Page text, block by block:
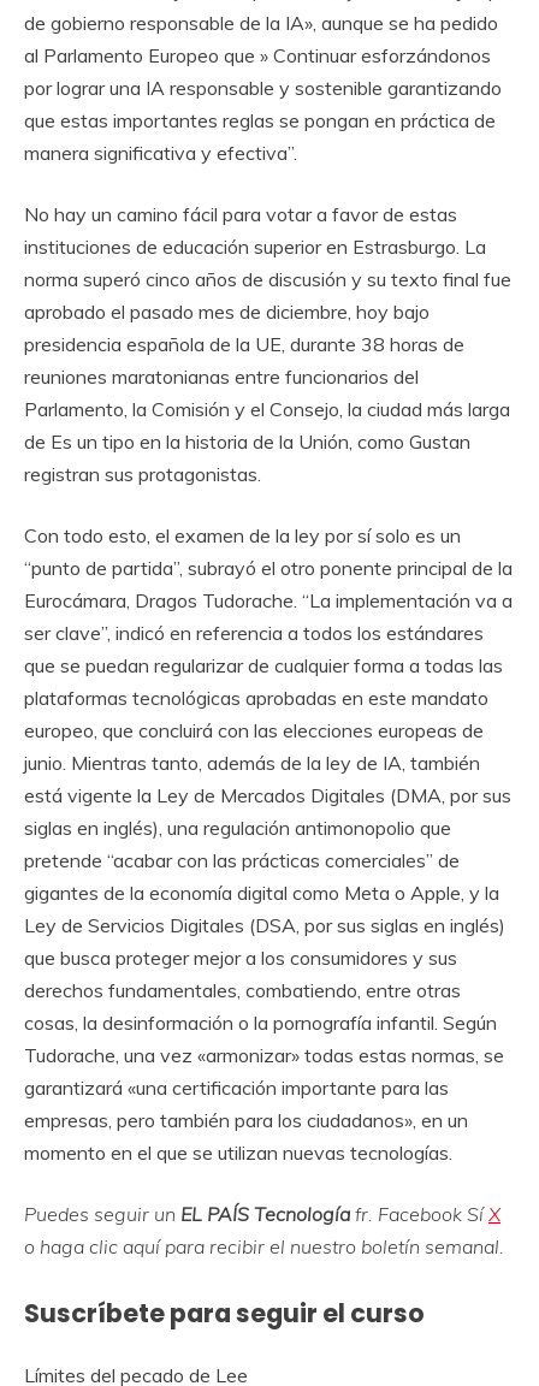
de gobierno responsable de la IA», aunque se ha pedido
al Parlamento Europeo que » Continuar esforzándonos
por lograr una IA responsable y sostenible garantizando
que estas importantes reglas se pongan en práctica de
manera significativa y efectiva”.
No hay un camino fácil para votar a favor de estas
instituciones de educación superior en Estrasburgo. La
norma superó cinco años de discusión y su texto final fue
aprobado el pasado mes de diciembre, hoy bajo
presidencia española de la UE, durante 38 horas de
reuniones maratonianas entre funcionarios del
Parlamento, la Comisión y el Consejo, la ciudad más larga
de Es un tipo en la historia de la Unión, como Gustan
registran sus protagonistas.
Con todo esto, el examen de la ley por sí solo es un
“punto de partida”, subrayó el otro ponente principal de la
Eurocámara, Dragos Tudorache. “La implementación va a
ser clave”, indicó en referencia a todos los estándares
que se puedan regularizar de cualquier forma a todas las
plataformas tecnológicas aprobadas en este mandato
europeo, que concluirá con las elecciones europeas de
junio. Mientras tanto, además de la ley de IA, también
está vigente la Ley de Mercados Digitales (DMA, por sus
siglas en inglés), una regulación antimonopolio que
pretende “acabar con las prácticas comerciales” de
gigantes de la economía digital como Meta o Apple, y la
Ley de Servicios Digitales (DSA, por sus siglas en inglés)
que busca proteger mejor a los consumidores y sus
derechos fundamentales, combatiendo, entre otras
cosas, la desinformación o la pornografía infantil. Según
Tudorache, una vez «armonizar» todas estas normas, se
garantizará «una certificación importante para las
empresas, pero también para los ciudadanos», en un
momento en el que se utilizan nuevas tecnologías.
Puedes seguir un EL PAÍS Tecnología fr. Facebook SíX
o haga clic aquí para recibir el nuestro boletín semanal.
Suscríbete para seguir el curso
Límites del pecado de Lee